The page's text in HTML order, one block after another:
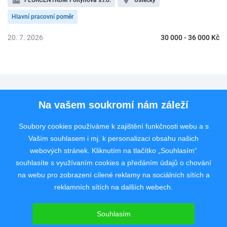
Hlavní pracovní poměr
30 000 - 36 000 Kč
20. 7. 2026
Pro uchazeče
Rychlý kontakt
Na vašem soukromí nám záleží
Soubory cookies používáme k zajištění funkčnosti webu a s
Vaším souhlasem i mj. k personalizaci obsahu našich
webových stránek. Kliknutím na tlačítko „Souhlasím“
souhlasíte s využívaním cookies a předáním údajů o chování
na webu pro zobrazení cílené reklamy na sociálních sítích a
reklamních sítích na dalších webech.
Souhlasím